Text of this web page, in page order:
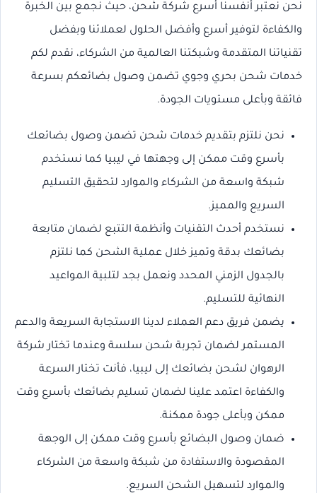
نحن نعتبر أنفسنا أسرع شركة شحن، حيث نجمع بين الخبرة
والكفاءة لتوفير أسرع وأفضل الحلول لعملائنا وبفضل
تقنياتنا المتقدمة وشبكتنا العالمية من الشركاء، نقدم لكم
خدمات شحن بحري وجوي تضمن وصول بضائعكم بسرعة
فائقة وبأعلى مستويات الجودة.
نحن نلتزم بتقديم خدمات شحن تضمن وصول بضائعك
بأسرع وقت ممكن إلى وجهتها في ليبيا كما نستخدم
شبكة واسعة من الشركاء والموارد لتحقيق التسليم
السريع والمميز.
نستخدم أحدث التقنيات وأنظمة التتبع لضمان متابعة
بضائعك بدقة وتميز خلال عملية الشحن كما نلتزم
بالجدول الزمني المحدد ونعمل بجد لتلبية المواعيد
النهائية للتسليم.
يضمن فريق دعم العملاء لدينا الاستجابة السريعة والدعم
المستمر لضمان تجربة شحن سلسة وعندما تختار شركة
الرهوان لشحن بضائعك إلى ليبيا، فأنت تختار السرعة
والكفاءة اعتمد علينا لضمان تسليم بضائعك بأسرع وقت
ممكن وبأعلى جودة ممكنة.
ضمان وصول البضائع بأسرع وقت ممكن إلى الوجهة
المقصودة والاستفادة من شبكة واسعة من الشركاء
والموارد لتسهيل الشحن السريع.